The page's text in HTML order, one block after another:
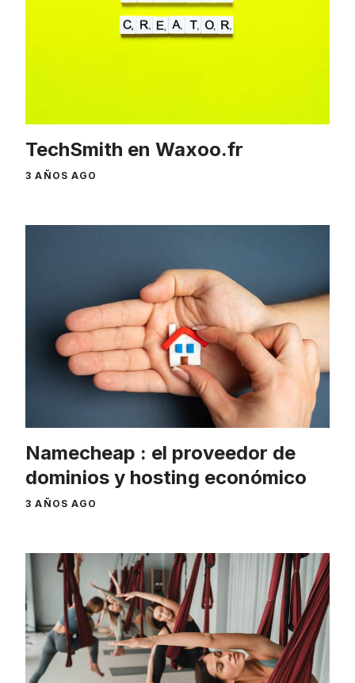
TechSmith en Waxoo.fr
3 AÑOS AGO
Namecheap : el proveedor de
dominios y hosting económico
3 AÑOS AGO